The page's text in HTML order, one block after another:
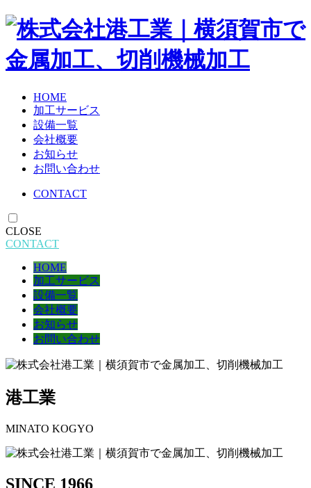
HOME
加工サービス
設備一覧
会社概要
お知らせ
お問い合わせ
CONTACT
CLOSE
CONTACT
HOME
加工サービス
設備一覧
会社概要
お知らせ
お問い合わせ
港工業
MINATO KOGYO
SINCE 1966